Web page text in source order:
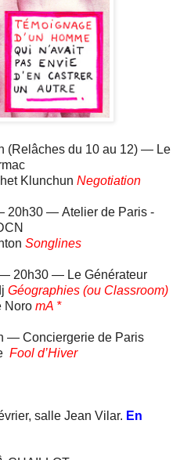
(Relâches du 10 au 12) — Le
Klunchun Negotiation
20h30 — Atelier de Paris -
Songlines
20h30 — Le Générateur
Géographies (ou Classroom)
Noro mA *
— Conciergerie de Paris
Fool d’Hiver
salle Jean Vilar. En